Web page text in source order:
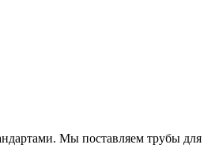
Мы поставляем трубы для